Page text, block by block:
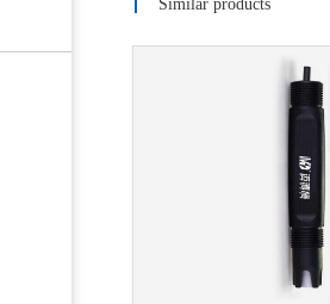
Similar products